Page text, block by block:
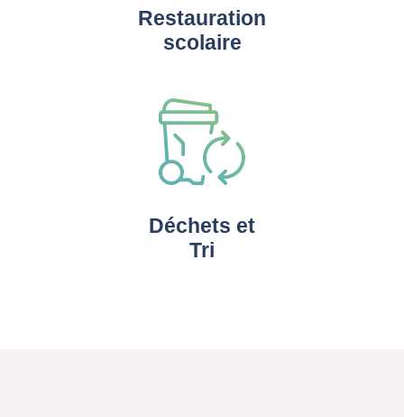
Restauration
scolaire
Déchets et
Tri